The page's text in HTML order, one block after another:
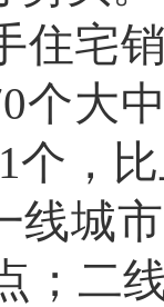
住宅
个大
个，
线城
；二